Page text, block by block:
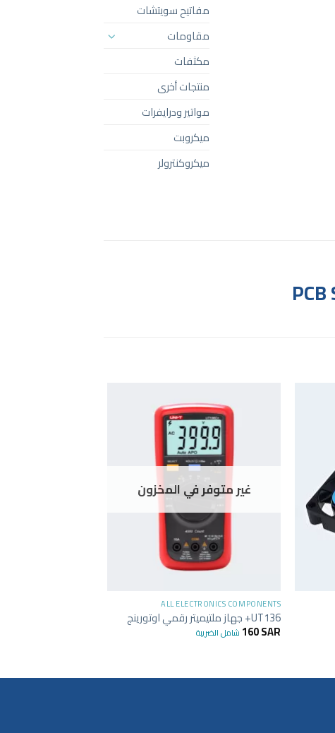
مفاتيح سويتشات
مقاومات
مكثفات
منتجات أخرى
مواتير ودرايفرات
ميكروبت
ميكروكنترولر
غير متوفر في المخزون
ALL ELECTRONICS COMPONENTS
UT136+ جهاز ملتيميتر رقمي اوتورينج
160SAR شامل الضريبة